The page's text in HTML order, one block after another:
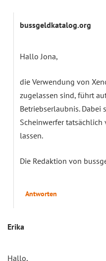
bussgeldkatalog.org
Hallo Jona,
die Verwendung von
zugelassen sind, führt
Betriebserlaubnis. Dabei
Scheinwerfer
lassen.
Die Redaktion von
Antworten
Erika
Hallo,